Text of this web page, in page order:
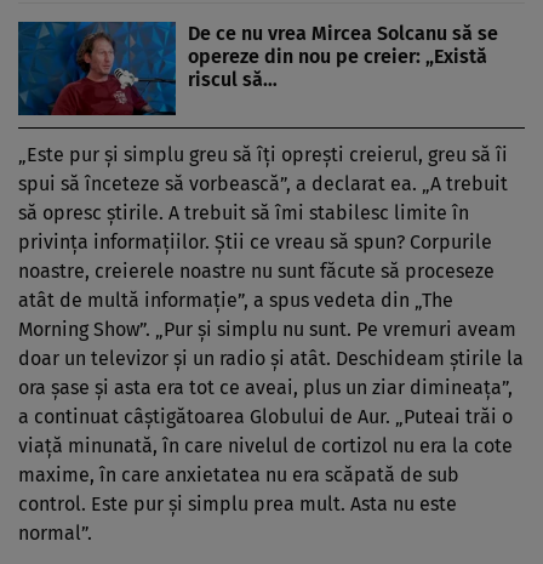
De ce nu vrea Mircea Solcanu să se
opereze din nou pe creier: „Există
riscul să…
„Este pur și simplu greu să îți oprești creierul, greu să îi
spui să înceteze să vorbească”, a declarat ea. „A trebuit
să opresc știrile. A trebuit să îmi stabilesc limite în
privința informațiilor. Știi ce vreau să spun? Corpurile
noastre, creierele noastre nu sunt făcute să proceseze
atât de multă informație”, a spus vedeta din „The
Morning Show”. „Pur și simplu nu sunt. Pe vremuri aveam
doar un televizor și un radio și atât. Deschideam știrile la
ora șase și asta era tot ce aveai, plus un ziar dimineața”,
a continuat câștigătoarea Globului de Aur. „Puteai trăi o
viață minunată, în care nivelul de cortizol nu era la cote
maxime, în care anxietatea nu era scăpată de sub
control. Este pur și simplu prea mult. Asta nu este
normal”.